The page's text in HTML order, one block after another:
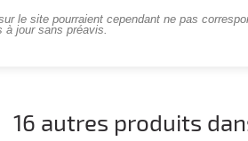
le site pourraient cependant ne pas
jour sans préavis.
16 autres produits